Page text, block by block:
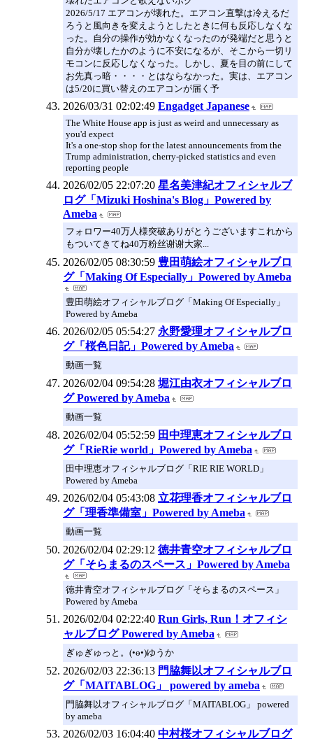
2026/5/17 エアコンが壊れた。エアコン直撃は冷えるだ
ろうと風向きを変えようとしたときに何も反応しなくな
った。自分の操作が効かなくなったのが発端だと思うと
自分が壊したかのように不安になるが、そこから一切リ
モコンに反応しなくなった。しかし、夏を目の前にして
お先真っ暗・・・・とはならなかった。実は、エアコン
は5/20に買い替えのエアコンが届く予
2026/03/31 02:02:49 Engadget Japanese
The White House app is just as weird and unnecessary as
you'd expect
It's a one-stop shop for the latest announcements from the
Trump administration, cherry-picked statistics and even
reporting people
2026/02/05 22:07:20 星名美津紀オフィシャルブ
ログ「Mizuki Hoshina's Blog」Powered by
Ameba
フォロワー40万人様突破ありがとうございますこれから
もついてきてね40万粉丝谢谢大家...
2026/02/05 08:30:59 豊田萌絵オフィシャルブロ
グ「Making Of Especially」Powered by Ameba
豊田萌絵オフィシャルブログ「Making Of Especially」
Powered by Ameba
2026/02/05 05:54:27 永野愛理オフィシャルブロ
グ「桜色日記」Powered by Ameba
動画一覧
2026/02/04 09:54:28 堀江由衣オフィシャルブロ
グ Powered by Ameba
動画一覧
2026/02/04 05:52:59 田中理恵オフィシャルブロ
グ「RieRie world」Powered by Ameba
田中理恵オフィシャルブログ「RIE RIE WORLD」
Powered by Ameba
2026/02/04 05:43:08 立花理香オフィシャルブロ
グ「理香準備室」Powered by Ameba
動画一覧
2026/02/04 02:29:12 徳井青空オフィシャルブロ
グ「そらまるのスペース」Powered by Ameba
徳井青空オフィシャルブログ「そらまるのスペース」
Powered by Ameba
2026/02/04 02:22:40 Run Girls, Run！オフィシ
ャルブログ Powered by Ameba
ぎゅぎゅっと。(•ө•)ゆうか
2026/02/03 22:36:13 門脇舞以オフィシャルブロ
グ「MAITABLOG」 powered by ameba
門脇舞以オフィシャルブログ「MAITABLOG」 powered
by ameba
2026/02/03 16:04:40 中村桜オフィシャルブログ